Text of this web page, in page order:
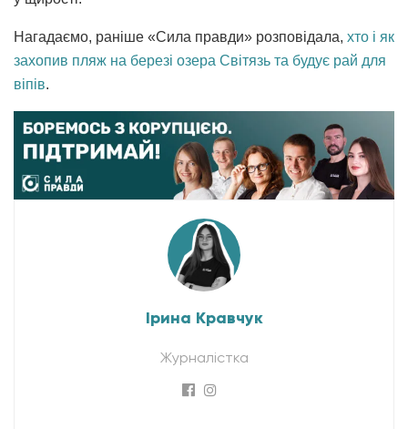
Нагадаємо, раніше «Сила правди» розповідала, хто і як
захопив пляж на березі озера Світязь та будує рай для
віпів.
Ірина Кравчук
Журналістка